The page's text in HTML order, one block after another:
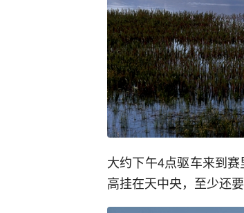
大约下午4点驱车来到
高挂在天中央，至少还